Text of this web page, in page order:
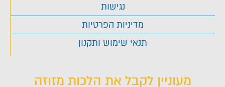
נגישות
מדיניות הפרטיות
תנאי שימוש ותקנון
מעוניין לקבל את הלכות מזוזה